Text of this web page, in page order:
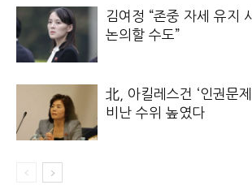
김여정 “존중 자세 유지
논의할 수도”
北, 아킬레스건 ‘인권문
비난 수위 높였다